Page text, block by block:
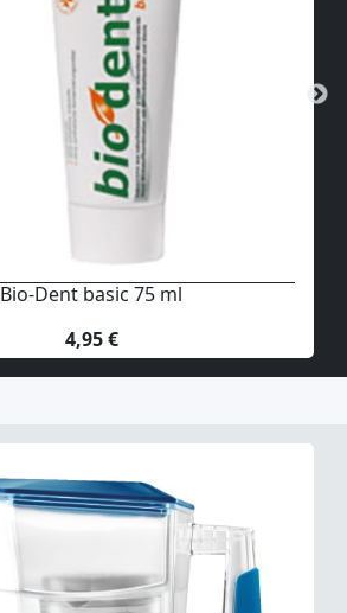
Bio-Dent basic 75 ml
4,95 €